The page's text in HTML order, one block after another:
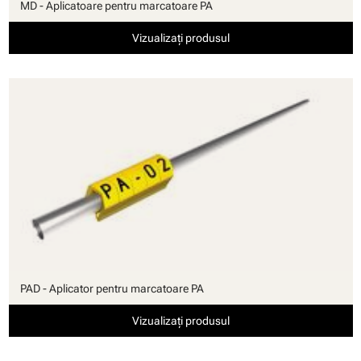
MD - Aplicatoare pentru marcatoare PA
Vizualizați produsul
PAD - Aplicator pentru marcatoare PA
Vizualizați produsul